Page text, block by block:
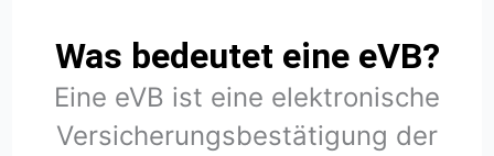
Was bedeutet eine eVB?
Eine eVB ist eine elektronische
Versicherungsbestätigung der